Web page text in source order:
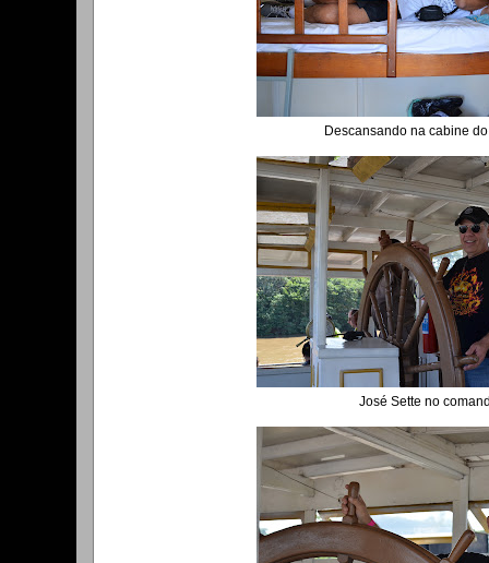
Descansando na cabine
José Sette no